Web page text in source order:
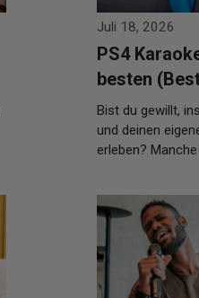
Juli 18, 2026
PS4
besten
Bist du gewillt,
und deinen
erleben?
Weiterlesen…